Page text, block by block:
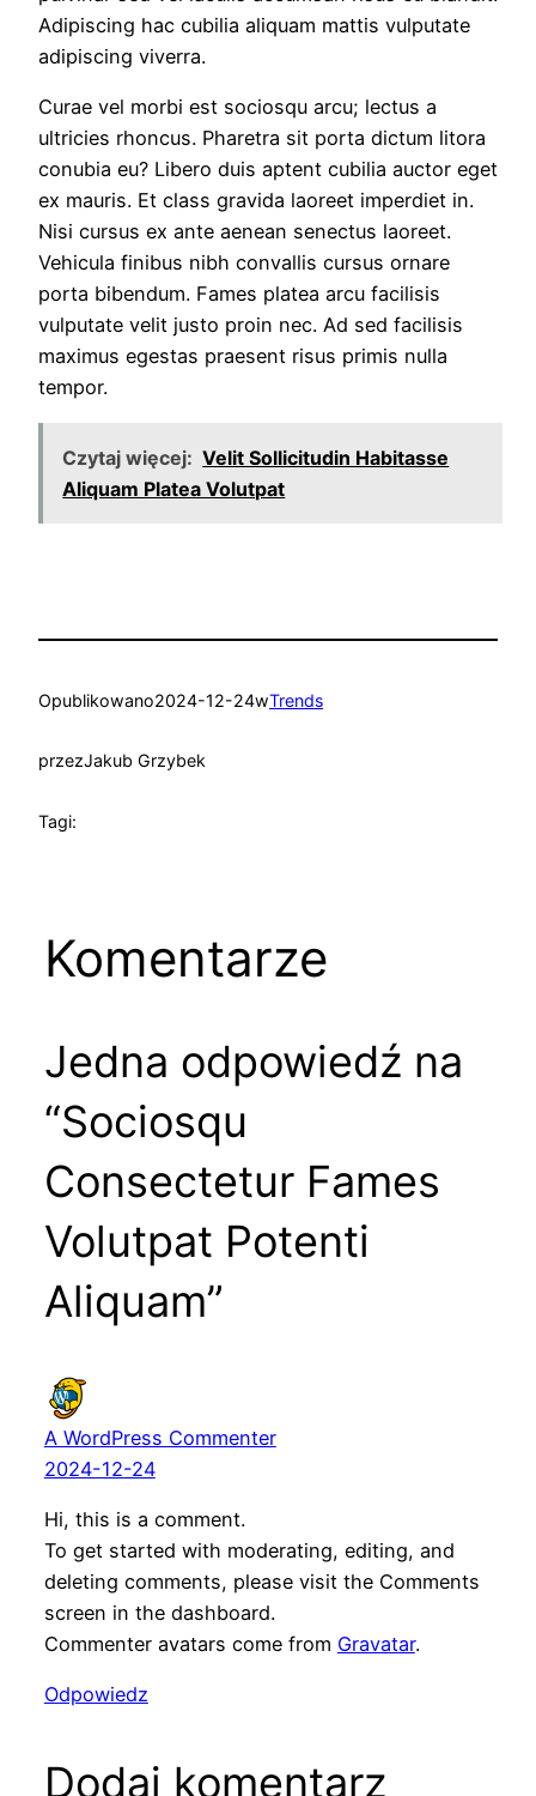
Adipiscing hac cubilia aliquam mattis vulputate
adipiscing viverra.
Curae vel morbi est sociosqu arcu; lectus a
ultricies rhoncus. Pharetra sit porta dictum litora
conubia eu? Libero duis aptent cubilia auctor eget
ex mauris. Et class gravida laoreet imperdiet in.
Nisi cursus ex ante aenean senectus laoreet.
Vehicula finibus nibh convallis cursus ornare
porta bibendum. Fames platea arcu facilisis
vulputate velit justo proin nec. Ad sed facilisis
maximus egestas praesent risus primis nulla
tempor.
Czytaj więcej: Velit Sollicitudin Habitasse
Aliquam Platea Volutpat
Opublikowano2024-12-24wTrends
przezJakub Grzybek
Tagi:
Komentarze
Jedna odpowiedź na
“Sociosqu
Consectetur Fames
Volutpat Potenti
Aliquam”
A WordPress Commenter
2024-12-24
Hi, this is a comment.
To get started with moderating, editing, and
deleting comments, please visit the Comments
screen in the dashboard.
Commenter avatars come from Gravatar.
Odpowiedz
Dodaj komentarz